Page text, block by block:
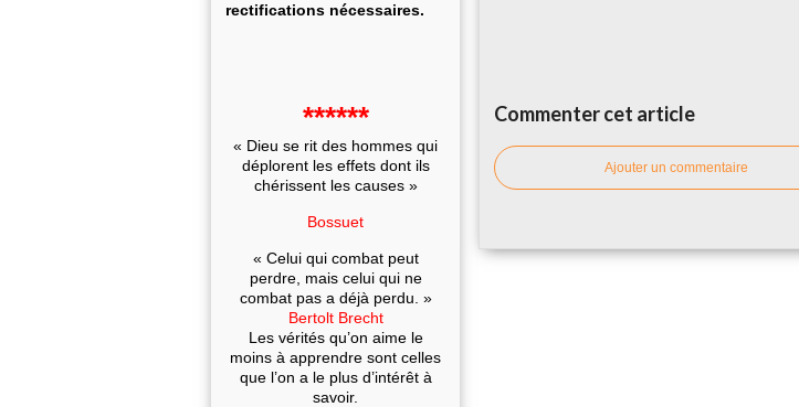
rectifications nécessaires.
******
« Dieu se rit des hommes qui
déplorent les effets dont ils
chérissent les causes »
Bossuet
« Celui qui combat peut
perdre, mais celui qui ne
combat pas a déjà perdu. »
Bertolt Brecht
Les vérités qu’on aime le
moins à apprendre sont celles
que l’on a le plus d’intérêt à
savoir.
Commenter cet article
Ajouter un commentaire